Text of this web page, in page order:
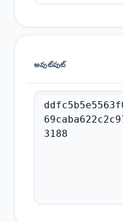
అవుట్‌పుట్